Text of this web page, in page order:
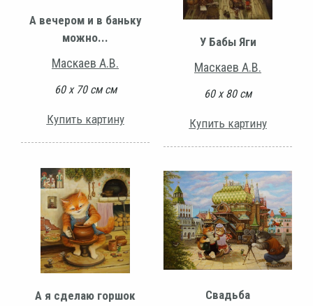
А вечером и в баньку
можно...
Маскаев А.В.
60 х 70 см см
Купить картину
У Бабы Яги
Маскаев А.В.
60 х 80 см
Купить картину
А я сделаю горшок Свадьба